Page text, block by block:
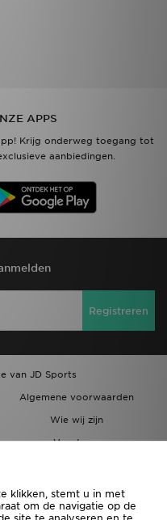
APPS
Krijg onderweg toegang tot
aanbiedingen.
Registreren
van JD Sports
Algemene voorwaarden
Wie wij zijn
Vacatures
klikken, stemt u in met
om de navigatie op de